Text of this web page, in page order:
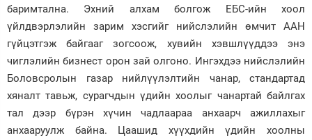
баримтална. Эхний алхам болгож ЕБС-ийн хоол
үйлдвэрлэлийн зарим хэсгийг нийслэлийн өмчит ААН
гүйцэтгэж байгааг зогсоож, хувийн хэвшлүүддээ энэ
чиглэлийн бизнест орон зай олгоно. Ингэхдээ нийслэлийн
Боловсролын газар нийлүүлэлтийн чанар, стандартад
хяналт тавьж, сурагчдын үдийн хоолыг чанартай байлгах
тал дээр бүрэн хүчин чадлаараа анхаарч ажиллахыг
анхааруулж байна. Цаашид хүүхдийн үдийн хоолны